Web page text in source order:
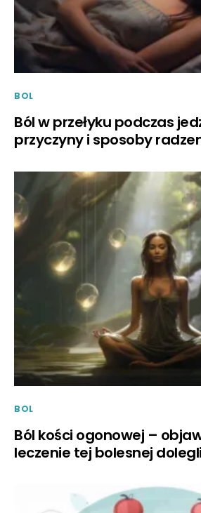
BOL
Ból w przełyku podczas
przyczyny i sposoby
BOL
Ból kości ogonowej –
leczenie tej bolesnej